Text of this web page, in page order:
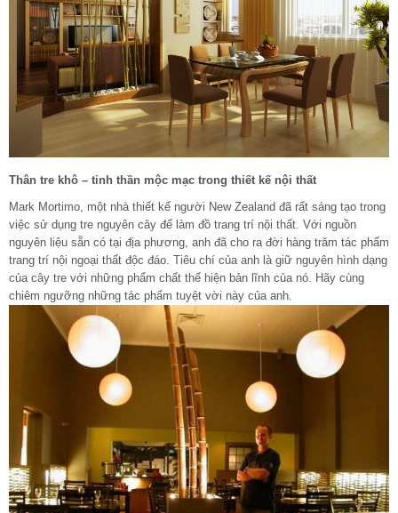
Thân tre khô – tinh thần mộc mạc trong thiết kế nội thất
Mark Mortimo, một nhà thiết kế người New Zealand đã rất sáng tạo trong
việc sử dụng tre nguyên cây để làm đồ trang trí nội thất. Với nguồn
nguyên liệu sẵn có tại địa phương, anh đã cho ra đời hàng trăm tác phẩm
trang trí nội ngoại thất độc đáo. Tiêu chí của anh là giữ nguyên hình dạng
của cây tre với những phẩm chất thể hiện bản lĩnh của nó. Hãy cùng
chiêm ngưỡng những tác phẩm tuyệt vời này của anh.